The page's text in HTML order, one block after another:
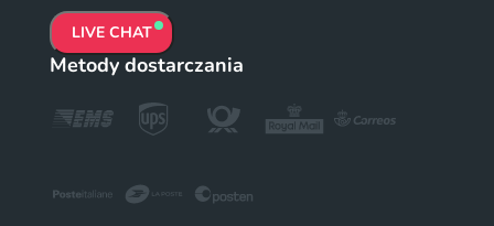
LIVE CHAT
Metody dostarczania